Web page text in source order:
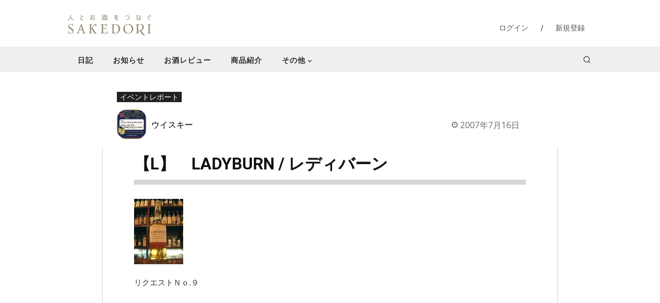
ログイン / 新規登録
日記 お知らせ お酒レビュー 商品紹介 その他
イベントレポート
ウイスキー 2007年7月16日
【L】 LADYBURN / レディバーン
リクエストＮｏ.９